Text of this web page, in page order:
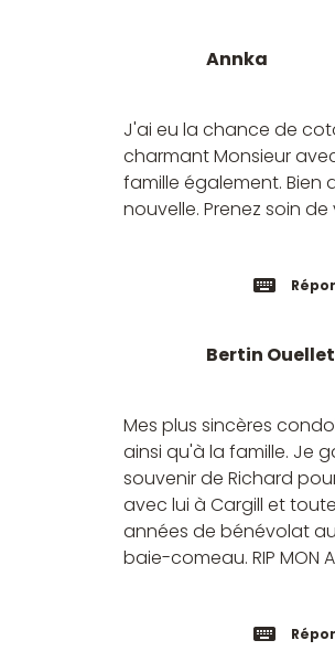
Annka
J'ai eu la chance de
charmant Monsieur
famille également. Bien
nouvelle. Prenez soin de
Bertin Ouellet
Mes plus sincères
ainsi qu'à la famille. Je
souvenir de Richard
avec lui à Cargill et
années de bénévolat
baie-comeau. RIP MON